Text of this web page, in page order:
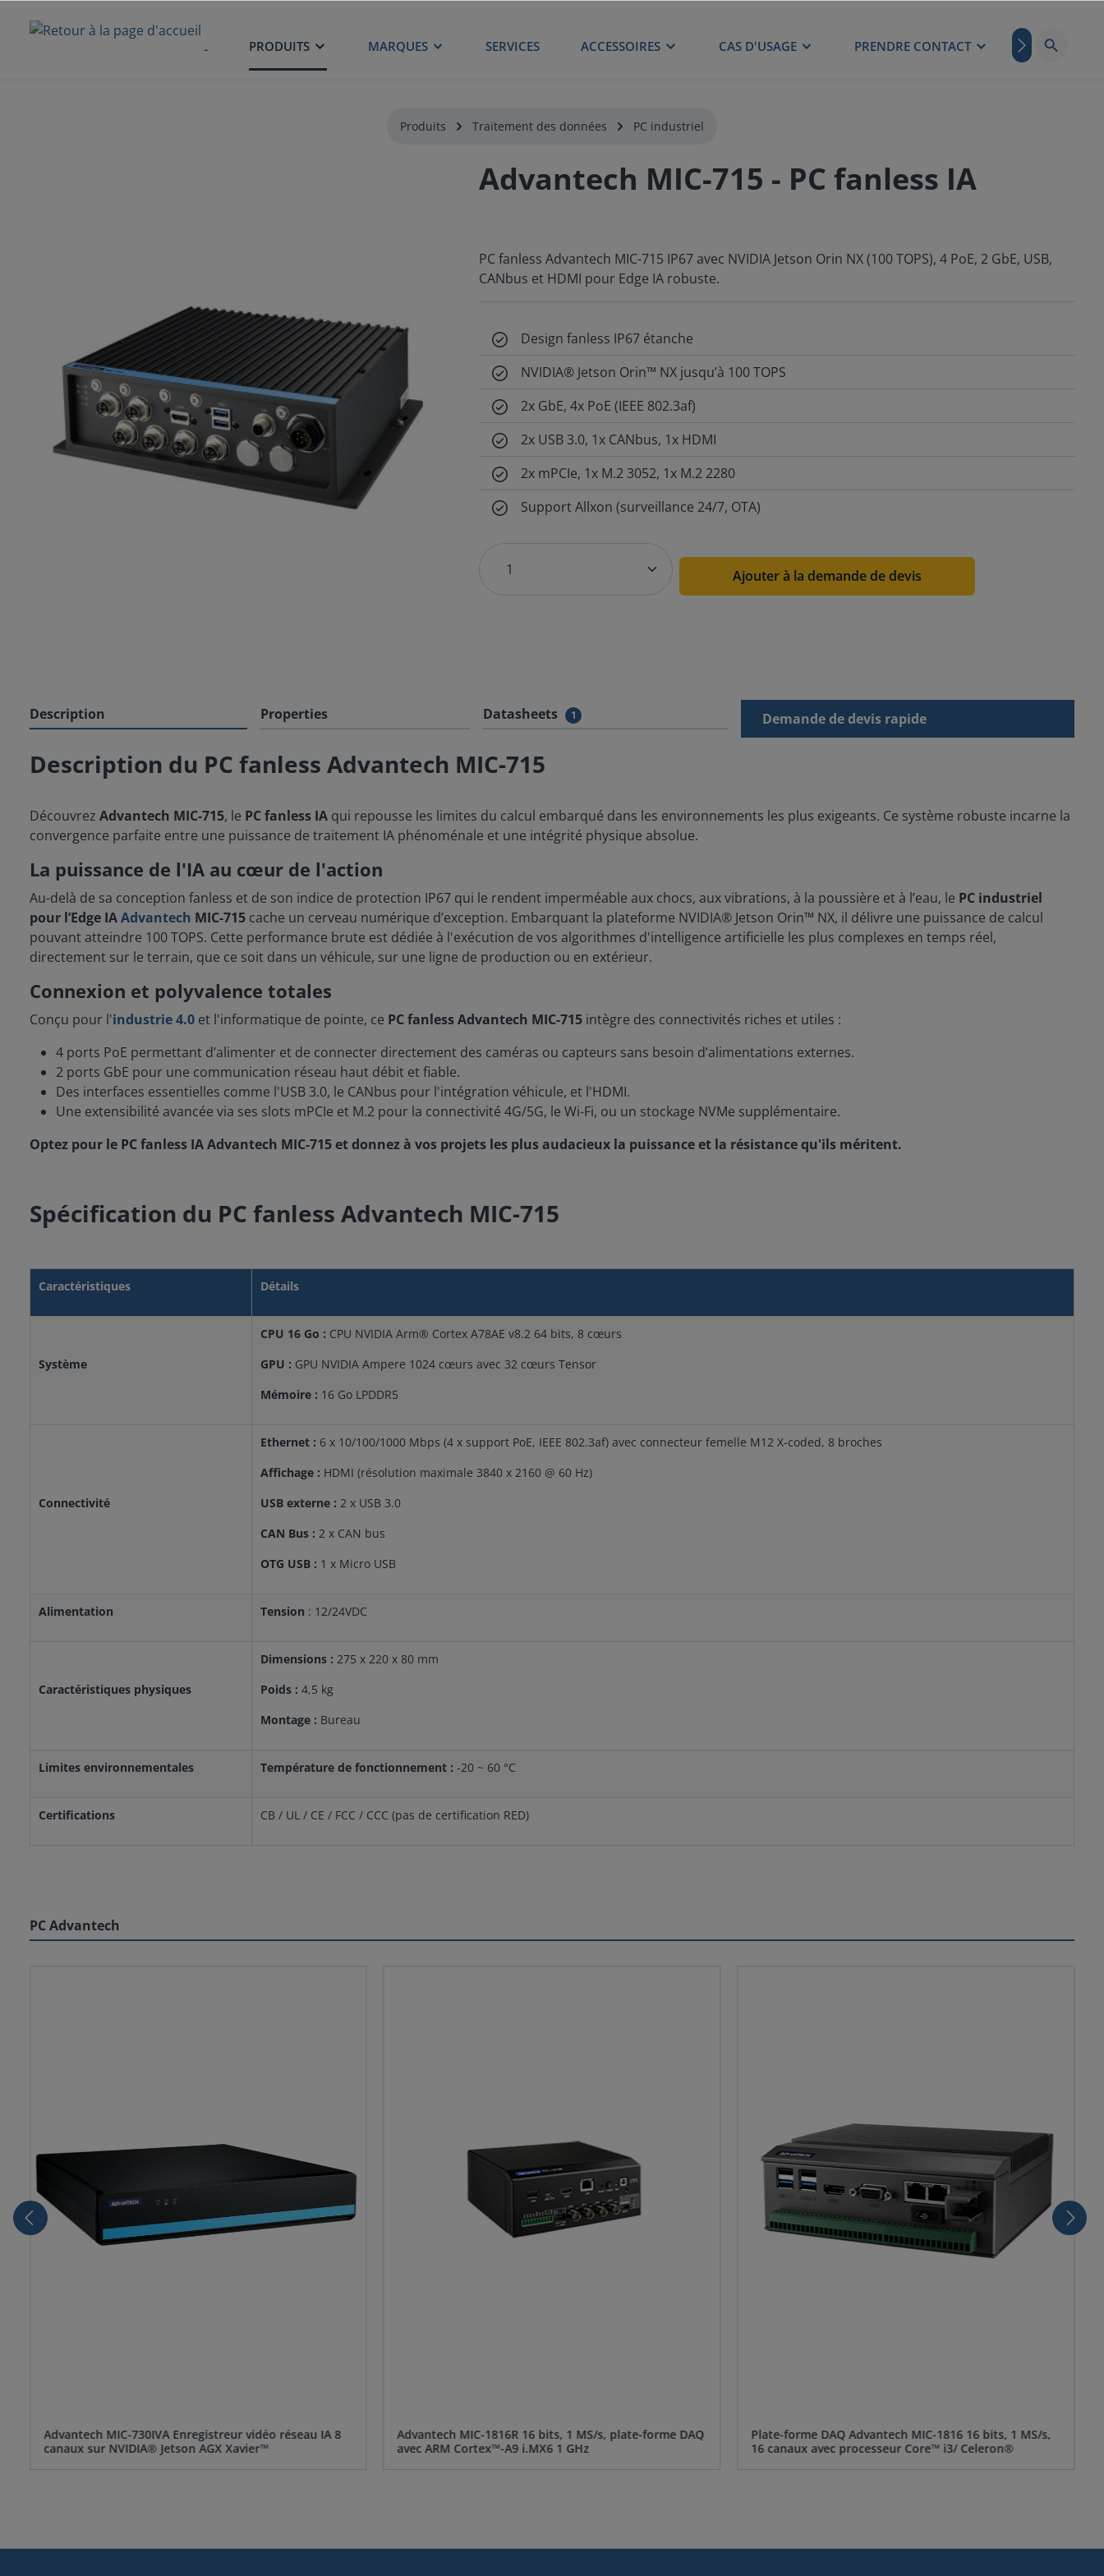
ACCUEIL PRODUITS MARQUES SERVICES ACCESSOIRES CAS D'USAGE PRENDRE CONTACT BLOG
Produits Traitement des données PC industriel
Advantech MIC-715 - PC fanless IA
PC fanless Advantech MIC-715 IP67 avec NVIDIA Jetson Orin NX (100 TOPS), 4 PoE, 2 GbE, USB,
CANbus et HDMI pour Edge IA robuste.
Design fanless IP67 étanche
NVIDIA® Jetson Orin™ NX jusqu’à 100 TOPS
2x GbE, 4x PoE (IEEE 802.3af)
2x USB 3.0, 1x CANbus, 1x HDMI
2x mPCIe, 1x M.2 3052, 1x M.2 2280
Support Allxon (surveillance 24/7, OTA)
Ajouter à la demande de devis
Description Properties Datasheets 1 Demande de devis rapide
Description du PC fanless Advantech MIC-715
Découvrez Advantech MIC-715, le PC fanless IA qui repousse les limites du calcul embarqué dans les environnements les plus exigeants. Ce système robuste incarne la
convergence parfaite entre une puissance de traitement IA phénoménale et une intégrité physique absolue.
La puissance de l'IA au cœur de l'action
Au-delà de sa conception fanless et de son indice de protection IP67 qui le rendent imperméable aux chocs, aux vibrations, à la poussière et à l’eau, le PC industriel
pour l’Edge IAAdvantech MIC-715 cache un cerveau numérique d’exception. Embarquant la plateforme NVIDIA® Jetson Orin™ NX, il délivre une puissance de calcul
pouvant atteindre 100 TOPS. Cette performance brute est dédiée à l'exécution de vos algorithmes d'intelligence artificielle les plus complexes en temps réel,
directement sur le terrain, que ce soit dans un véhicule, sur une ligne de production ou en extérieur.
Connexion et polyvalence totales
Conçu pour l'industrie 4.0 et l'informatique de pointe, ce PC fanless Advantech MIC-715 intègre des connectivités riches et utiles :
4 ports PoE permettant d’alimenter et de connecter directement des caméras ou capteurs sans besoin d’alimentations externes.
2 ports GbE pour une communication réseau haut débit et fiable.
Des interfaces essentielles comme l'USB 3.0, le CANbus pour l'intégration véhicule, et l'HDMI.
Une extensibilité avancée via ses slots mPCIe et M.2 pour la connectivité 4G/5G, le Wi-Fi, ou un stockage NVMe supplémentaire.
Optez pour le PC fanless IA Advantech MIC-715 et donnez à vos projets les plus audacieux la puissance et la résistance qu'ils méritent.
Spécification du PC fanless Advantech MIC-715
Caractéristiques Détails
Système
CPU 16 Go : CPU NVIDIA Arm® Cortex A78AE v8.2 64 bits, 8 cœurs
GPU : GPU NVIDIA Ampere 1024 cœurs avec 32 cœurs Tensor
Mémoire : 16 Go LPDDR5
Connectivité
Ethernet : 6 x 10/100/1000 Mbps (4 x support PoE, IEEE 802.3af) avec connecteur femelle M12 X-coded, 8 broches
Affichage : HDMI (résolution maximale 3840 x 2160 @ 60 Hz)
USB externe : 2 x USB 3.0
CAN Bus : 2 x CAN bus
OTG USB : 1 x Micro USB
Alimentation Tension : 12/24VDC
Caractéristiques physiques
Dimensions : 275 x 220 x 80 mm
Poids : 4,5 kg
Montage : Bureau
Limites environnementales Température de fonctionnement : -20 ~ 60 °C
Certifications CB / UL / CE / FCC / CCC (pas de certification RED)
PC Advantech
Advantech MIC-730IVA Enregistreur vidéo réseau IA 8
canaux sur NVIDIA® Jetson AGX Xavier™
Advantech MIC-1816R 16 bits, 1 MS/s, plate-forme DAQ
avec ARM Cortex™-A9 i.MX6 1 GHz
Plate-forme DAQ Advantech MIC-1816 16 bits, 1 MS/s,
16 canaux avec processeur Core™ i3/ Celeron®